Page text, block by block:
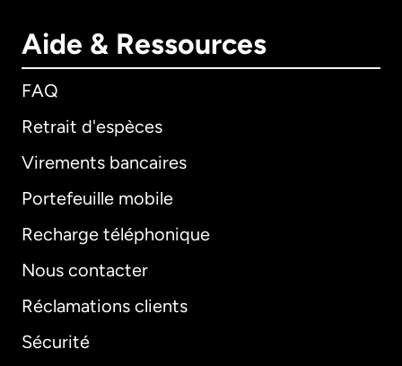
Aide & Ressources
FAQ
Retrait d'espèces
Virements bancaires
Portefeuille mobile
Recharge téléphonique
Nous contacter
Réclamations clients
Sécurité